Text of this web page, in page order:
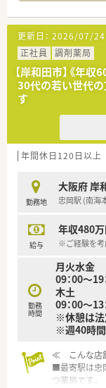
更新日： 2026/07/24
正社員
調剤薬局
【岸和田市】《年
30代の若い世代
す
年間休日120日以上
勤務地
大阪府 岸
忠岡駅 (南海
給与
年収480
※ご経験を考
勤務
時間
月火水金
09：00～19
木土
09：00～13
※休憩は法
※週40時
≪ こんな
■最寄駅は忠
つ薬局です。